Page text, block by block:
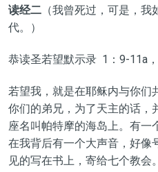
读经二（我曾死过，可是，我
代。）
恭读圣若望默示录 1：9-11a
若望我，就是在耶稣内与你们
你们的弟兄，为了天主的话，
座名叫帕特摩的海岛上。有一
在我背后有一个大声音，好像
见的写在书上，寄给七个教会